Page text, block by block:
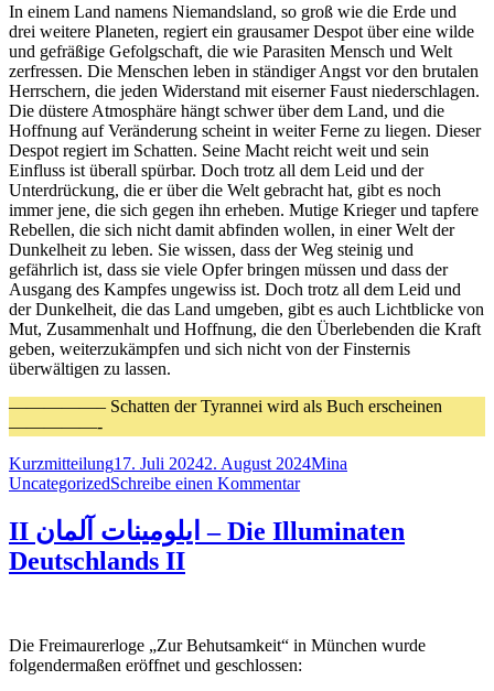
In einem Land namens Niemandsland, so groß wie die Erde und
drei weitere Planeten, regiert ein grausamer Despot über eine wilde
und gefräßige Gefolgschaft, die wie Parasiten Mensch und Welt
zerfressen. Die Menschen leben in ständiger Angst vor den brutalen
Herrschern, die jeden Widerstand mit eiserner Faust niederschlagen.
Die düstere Atmosphäre hängt schwer über dem Land, und die
Hoffnung auf Veränderung scheint in weiter Ferne zu liegen. Dieser
Despot regiert im Schatten. Seine Macht reicht weit und sein
Einfluss ist überall spürbar. Doch trotz all dem Leid und der
Unterdrückung, die er über die Welt gebracht hat, gibt es noch
immer jene, die sich gegen ihn erheben. Mutige Krieger und tapfere
Rebellen, die sich nicht damit abfinden wollen, in einer Welt der
Dunkelheit zu leben. Sie wissen, dass der Weg steinig und
gefährlich ist, dass sie viele Opfer bringen müssen und dass der
Ausgang des Kampfes ungewiss ist. Doch trotz all dem Leid und
der Dunkelheit, die das Land umgeben, gibt es auch Lichtblicke von
Mut, Zusammenhalt und Hoffnung, die den Überlebenden die Kraft
geben, weiterzukämpfen und sich nicht von der Finsternis
überwältigen zu lassen.
—————– Schatten der Tyrannei wird als Buch erscheinen
—————-
Format
KurzmitteilungVeröffentlicht
am
17. Juli 20242. August 2024Autor
Mina
UncategorizedSchreibe einen Kommentarzu
Tyrannei“
II ایلومینات آلمان – Die Illuminaten
Deutschlands II
Die Freimaurerloge „Zur Behutsamkeit“ in München wurde
folgendermaßen eröffnet und geschlossen: